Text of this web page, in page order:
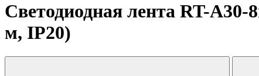
Светодиодная лента RT-
м, IP20)